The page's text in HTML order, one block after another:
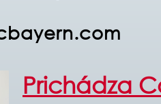
Prichádza